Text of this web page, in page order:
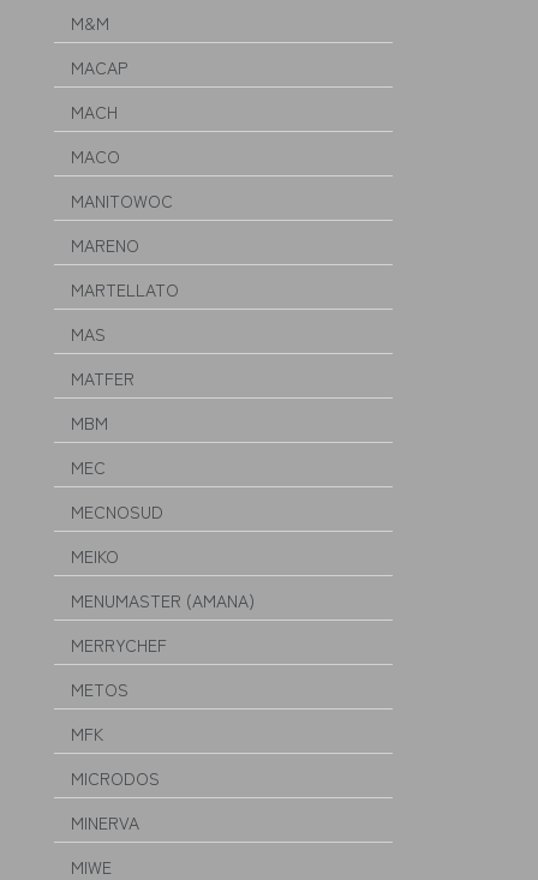
M&M
MACAP
MACH
MACO
MANITOWOC
MARENO
MARTELLATO
MAS
MATFER
MBM
MEC
MECNOSUD
MEIKO
MENUMASTER (AMANA)
MERRYCHEF
METOS
MFK
MICRODOS
MINERVA
MIWE